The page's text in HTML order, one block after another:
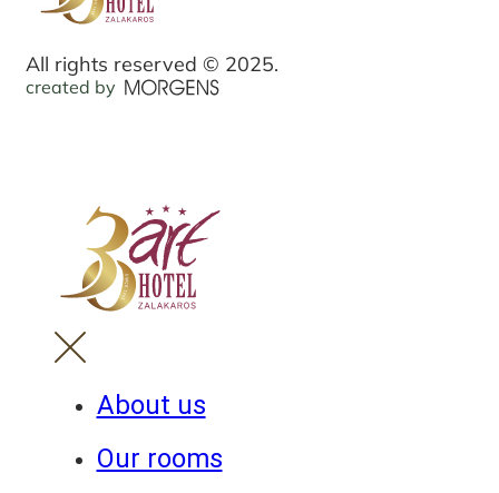
All rights reserved © 2025.
created by
About us
Our rooms